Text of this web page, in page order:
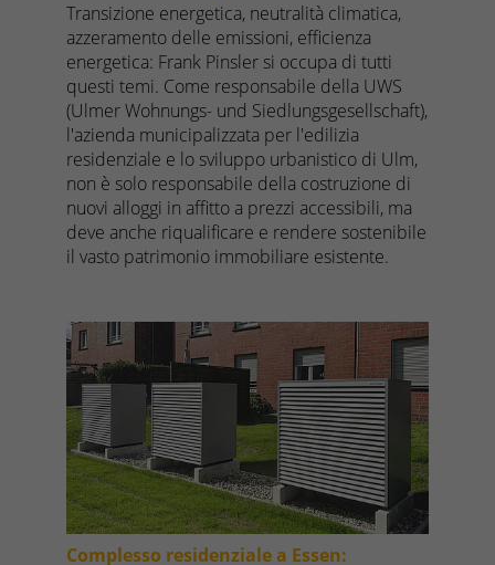
Transizione energetica, neutralità climatica,
azzeramento delle emissioni, efficienza
energetica: Frank Pinsler si occupa di tutti
questi temi. Come responsabile della UWS
(Ulmer Wohnungs- und Siedlungsgesellschaft),
l'azienda municipalizzata per l'edilizia
residenziale e lo sviluppo urbanistico di Ulm,
non è solo responsabile della costruzione di
nuovi alloggi in affitto a prezzi accessibili, ma
deve anche riqualificare e rendere sostenibile
il vasto patrimonio immobiliare esistente.
Complesso residenziale a Essen: